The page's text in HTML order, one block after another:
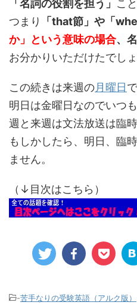
「名詞の役割を担う」 こ
つまり
「that節」や「
か」という意味の場合、
お分かりいただけたでし
この続きは来週の月曜日
明日は金曜日なのでいつ
週と来週は文法放送は臨
もしかしたら、明日、臨
ません。
（↓目次はこちら）
-苦手なりの受験英語（アルク版）